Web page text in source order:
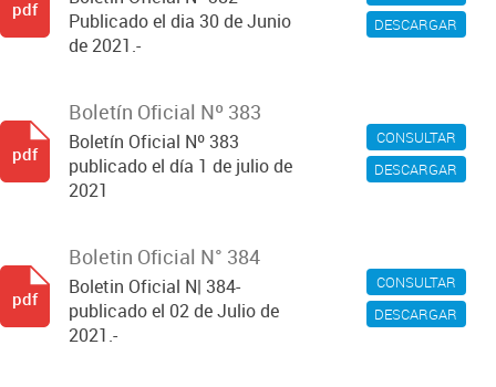
DESCARGAR
Publicado el dia 30 de Junio
de 2021.-
pdf
CONSULTAR
DESCARGAR
Boletín Oficial Nº 383
Boletín Oficial Nº 383
publicado el día 1 de julio de
2021
pdf
CONSULTAR
DESCARGAR
Boletin Oficial N° 384
Boletin Oficial N| 384-
publicado el 02 de Julio de
2021.-
pdf